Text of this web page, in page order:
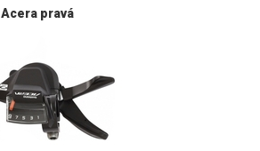
Acera pravá